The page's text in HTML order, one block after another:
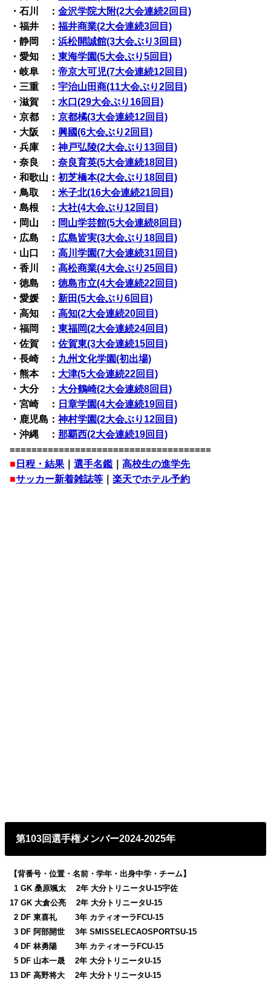
・石川 ：金沢学院大附(2大会連続2回目)
・福井 ：福井商業(2大会連続3回目)
・静岡 ：浜松開誠館(3大会ぶり3回目)
・愛知 ：東海学園(5大会ぶり5回目)
・岐阜 ：帝京大可児(7大会連続12回目)
・三重 ：宇治山田商(11大会ぶり2回目)
・滋賀 ： 水口(29大会ぶり16回目)
・京都 ：京都橘(3大会連続12回目)
・大阪 ：興國(6大会ぶり2回目)
・兵庫 ：神戸弘陵(2大会ぶり13回目)
・奈良 ：奈良育英(5大会連続18回目)
・和歌山：初芝橋本(2大会ぶり18回目)
・鳥取 ：米子北(16大会連続21回目)
・島根 ： 大社(4大会ぶり12回目)
・岡山 ： 岡山学芸館(5大会連続8回目)
・広島 ： 広島皆実(3大会ぶり18回目)
・山口 ：高川学園(7大会連続31回目)
・香川 ：高松商業(4大会ぶり25回目)
・徳島 ：徳島市立(4大会連続22回目)
・愛媛 ： 新田(5大会ぶり6回目)
・高知 ：高知(2大会連続20回目)
・福岡 ：東福岡(2大会連続24回目)
・佐賀 ：佐賀東(3大会連続15回目)
・長崎 ： 九州文化学園(初出場)
・熊本 ： 大津(5大会連続22回目)
・大分 ： 大分鶴崎(2大会連続8回目)
・宮崎 ： 日章学園(4大会連続19回目)
・鹿児島：神村学園(2大会ぶり12回目)
・沖縄 ：那覇西(2大会連続19回目)
=====================================
■ 日程・結果 ｜選手名鑑 ｜高校生の進学先
■サッカー新着雑誌等 ｜楽天でホテル予約
第103回選手権メンバー2024-2025年
【背番号・位置・名前・学年・出身中学・チーム】
01 GK 桑原颯太 2年 大分トリニータU-15宇佐
17 GK 大倉公亮 2年 大分トリニータU-15
02 DF 東喜礼 3年 カティオーラFCU-15
03 DF 阿部開世 3年 SMISSELECAOSPORTSU-15
04 DF 林勇陽 3年 カティオーラFCU-15
05 DF 山本一晟 2年 大分トリニータU-15
13 DF 高野将大 2年 大分トリニータU-15